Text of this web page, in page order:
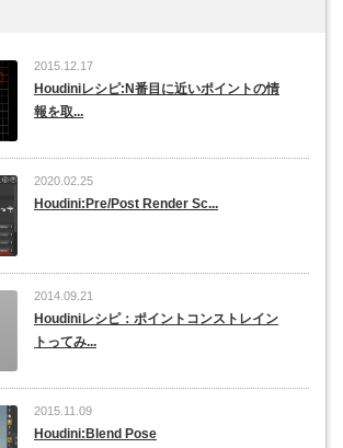
2015.12.17
Houdiniレシピ:N番目に近いポイントの情
報を取...
2020.02.25
Houdini:Pre/Post Render Sc...
2014.09.21
Houdiniレシピ：ポイントコンストレイン
トってみ...
2015.11.09
Houdini:Blend Pose